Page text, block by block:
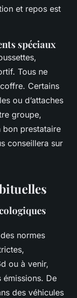
et repos est
spéciaux
Tous ne
Certains
ou d’attaches
groupe,
bon prestataire
conseillera sur
normes
ou à venir,
De
des véhicules